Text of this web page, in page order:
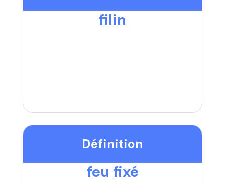
filin
Définition
feu fixé